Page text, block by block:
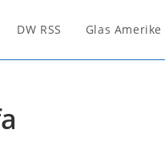
DW RSS Glas Amerike